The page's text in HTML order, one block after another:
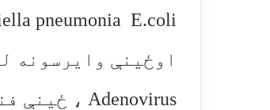
pneumonia E.coli